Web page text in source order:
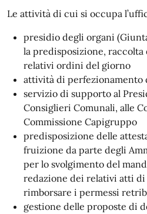
Le attività di cui si occupa
presidio degli organi
la predisposizione,
relativi ordini del giorno
attività di
servizio di supporto al
Consiglieri Comunali, alle
Commissione Capigruppo
predisposizione delle
fruizione da parte degli
per lo svolgimento del
redazione dei relativi atti
rimborsare i permessi
gestione delle proposte di